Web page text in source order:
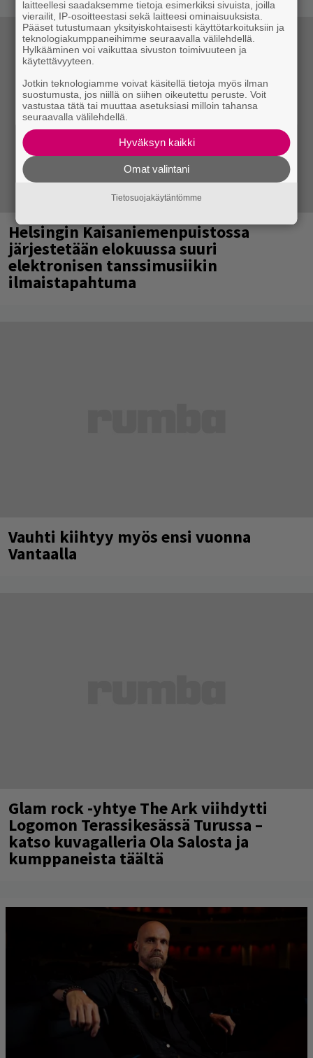
Helsingin Kaisaniemenpuistossa
järjestetään elokuussa suuri
elektronisen tanssimusiikin
ilmaistapahtuma
Vauhti kiihtyy myös ensi vuonna
Vantaalla
Glam rock -yhtye The Ark viihdytti
Logomon Terassikesässä Turussa –
katso kuvagalleria Ola Salosta ja
kumppaneista täältä
laitteellesi saadaksemme tietoja esimerkiksi sivuista, joilla
vierailit, IP-osoitteestasi sekä laitteesi ominaisuuksista.
Pääset tutustumaan yksityiskohtaisesti käyttötarkoituksiin ja
teknologiakumppaneihimme seuraavalla välilehdellä.
Hylkääminen voi vaikuttaa sivuston toimivuuteen ja
käytettävyyteen.
Jotkin teknologiamme voivat käsitellä tietoja myös ilman
suostumusta, jos niillä on siihen oikeutettu peruste. Voit
vastustaa tätä tai muuttaa asetuksiasi milloin tahansa
seuraavalla välilehdellä.
Hyväksyn kaikki
Omat valintani
Tietosuojakäytäntömme